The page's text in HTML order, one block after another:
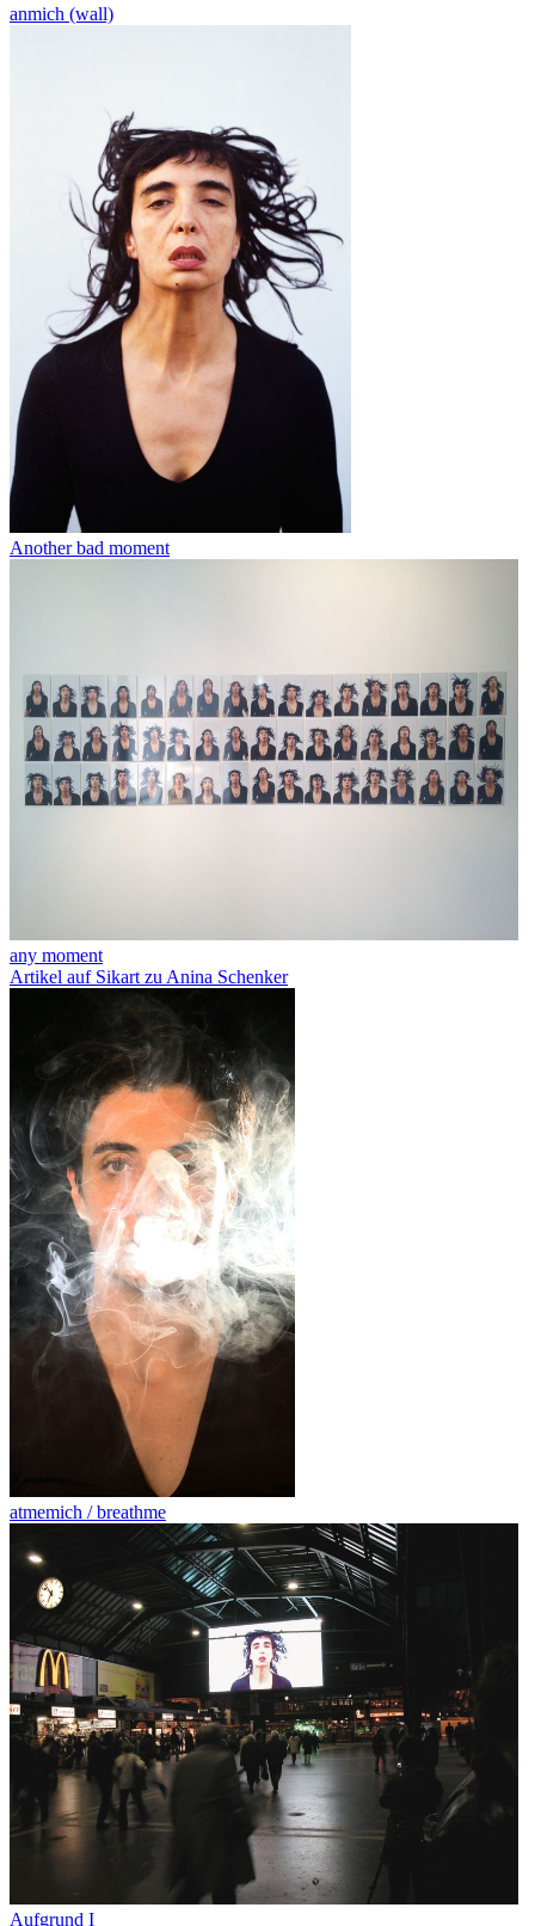
anmich (wall)
Another bad moment
any moment
Artikel auf Sikart zu Anina Schenker
atmemich / breathme
Aufgrund I